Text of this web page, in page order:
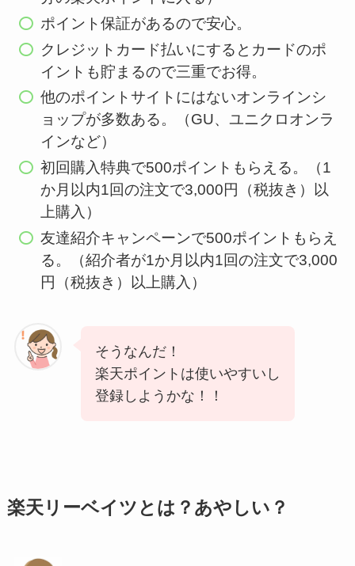
ポイント保証があるので安心。
クレジットカード払いにするとカードのポ
イントも貯まるので三重でお得。
他のポイントサイトにはないオンラインシ
ョップが多数ある。（GU、ユニクロオンラ
インなど）
初回購入特典で500ポイントもらえる。（1
か月以内1回の注文で3,000円（税抜き）以
上購入）
友達紹介キャンペーンで500ポイントもらえ
る。（紹介者が1か月以内1回の注文で3,000
円（税抜き）以上購入）
そうなんだ！
楽天ポイントは使いやすいし
登録しようかな！！
楽天リーベイツとは？あやしい？